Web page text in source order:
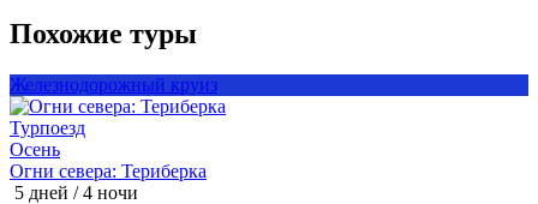
Похожие туры
Железнодорожный круиз
Турпоезд
Осень
Огни севера: Териберка
5 дней / 4 ночи